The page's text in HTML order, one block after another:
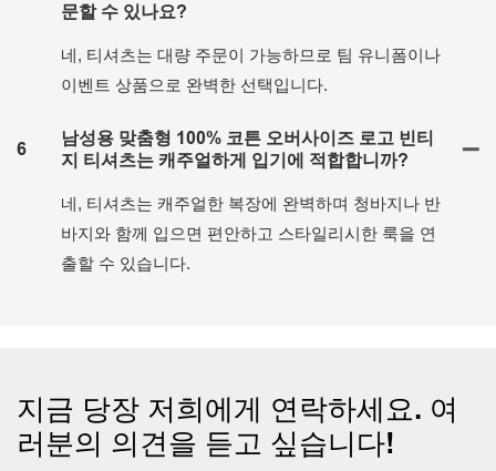
문할 수 있나요?
네, 티셔츠는 대량 주문이 가능하므로 팀 유니폼이나
이벤트 상품으로 완벽한 선택입니다.
6
남성용 맞춤형 100% 코튼 오버사이즈 로고 빈티
지 티셔츠는 캐주얼하게 입기에 적합합니까?
네, 티셔츠는 캐주얼한 복장에 완벽하며 청바지나 반
바지와 함께 입으면 편안하고 스타일리시한 룩을 연
출할 수 있습니다.
지금 당장 저희에게 연락하세요. 여
러분의 의견을 듣고 싶습니다!